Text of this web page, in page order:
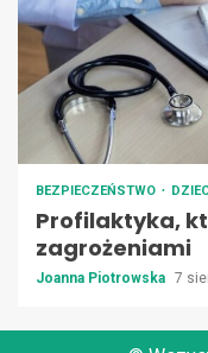
BEZPIECZEŃSTWO
Profilaktyka,
zagrożeniami
Joanna Piotrowska 7